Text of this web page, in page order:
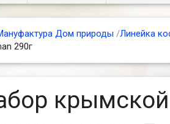
Дом природы /Линейка
290г